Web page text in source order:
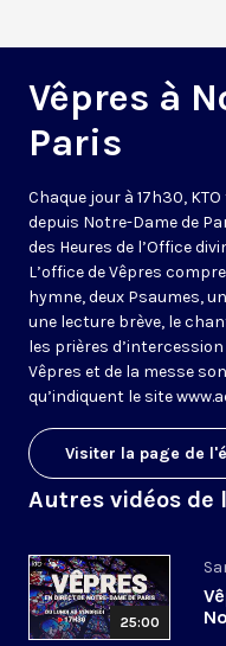
Vêpres à
Paris
Chaque jour à 17h30,
depuis Notre-Dame de
des Heures de l’Office
L’office de Vêpres
hymne, deux Psaumes,
une lecture brève, le
les prières
Vêpres et de la messe
qu’indiquent le site
Visiter la page de
Autres vidéos de
25:00